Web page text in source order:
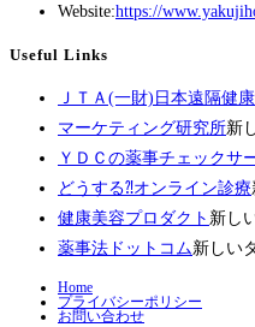
Website:https://
Useful Links
ＪＴＡ(一財)日本遠隔健
マーケティング研究所新
ＹＤＣの薬事チェックサ
どうする⁈オンライン診療
健康美容プロダクト 新し
薬事法ドットコム新しい
Home
プライバシーポリシー
お問い合わせ